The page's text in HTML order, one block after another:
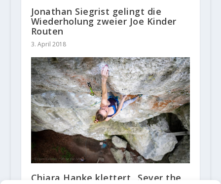
Jonathan Siegrist gelingt die
Wiederholung zweier Joe Kinder
Routen
3. April 2018
Chiara Hanke klettert „Sever the